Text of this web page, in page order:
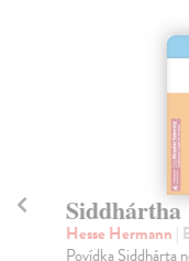
Siddhártha
Hesse Hermann |
Povídka Siddhárta